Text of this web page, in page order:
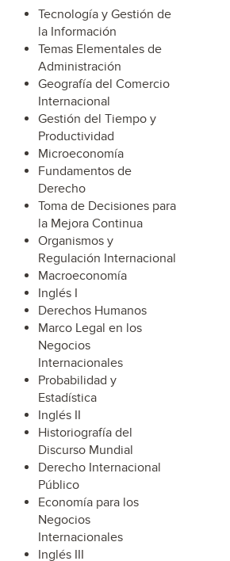
Tecnología y Gestión de
la Información
Temas Elementales de
Administración
Geografía del Comercio
Internacional
Gestión del Tiempo y
Productividad
Microeconomía
Fundamentos de
Derecho
Toma de Decisiones para
la Mejora Continua
Organismos y
Regulación Internacional
Macroeconomía
Inglés I
Derechos Humanos
Marco Legal en los
Negocios
Internacionales
Probabilidad y
Estadística
Inglés II
Historiografía del
Discurso Mundial
Derecho Internacional
Público
Economía para los
Negocios
Internacionales
Inglés III